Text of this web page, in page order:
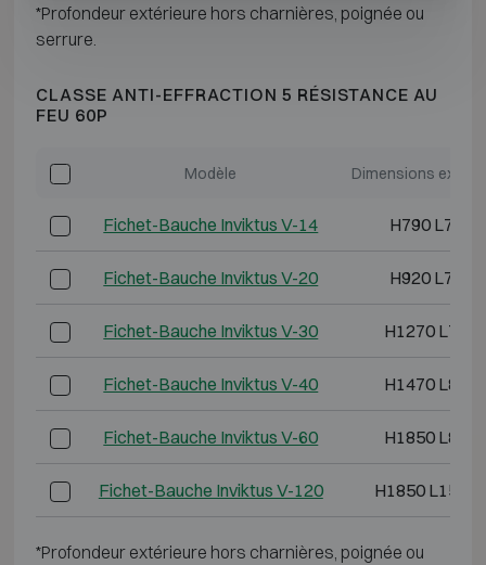
*Profondeur extérieure hors charnières, poignée ou
serrure.
CLASSE ANTI-EFFRACTION 5 RÉSISTANCE AU
FEU 60P
Modèle Dimensions
Fichet-Bauche Inviktus V-14 H790 L730
Fichet-Bauche Inviktus V-20 H920 L730
Fichet-Bauche Inviktus V-30 H1270 L730
Fichet-Bauche Inviktus V-40 H1470 L810
Fichet-Bauche Inviktus V-60 H1850 L880
Fichet-Bauche Inviktus V-120 H1850 L1500
*Profondeur extérieure hors charnières, poignée ou